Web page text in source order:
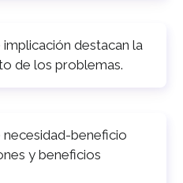
destacan la
de los problemas.
necesidad-beneficio
y beneficios